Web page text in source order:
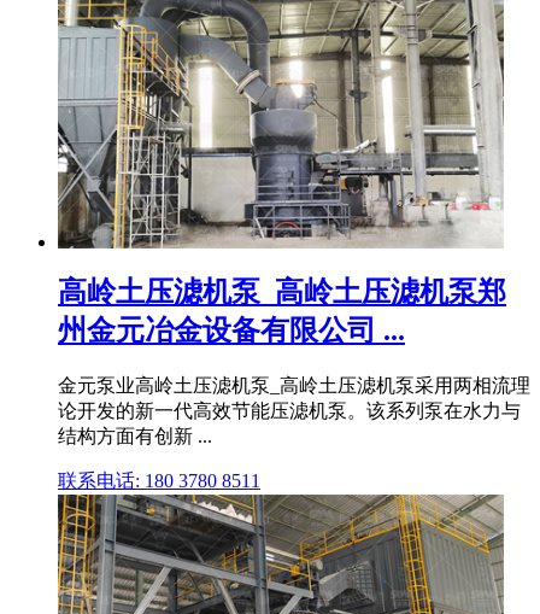
高岭土压滤机泵_高岭土压滤机泵郑
州金元冶金设备有限公司 ...
金元泵业高岭土压滤机泵_高岭土压滤机泵采用两相流理
论开发的新一代高效节能压滤机泵。该系列泵在水力与
结构方面有创新 ...
联系电话: 180 3780 8511